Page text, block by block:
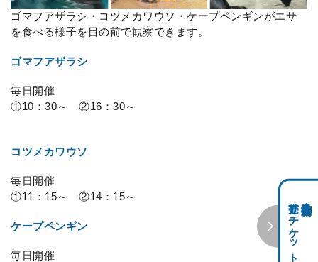
ゴマフアザラシ・コツメカワウソ・ケープペンギンがエサ
を食べる様子を目の前で観察できます。
ゴマフアザラシ
毎日開催
①10：30～ ②16：30～
コツメカワウソ
毎日開催
①11：15～ ②14：15～
ケープペンギン
毎日開催
前売りチケット